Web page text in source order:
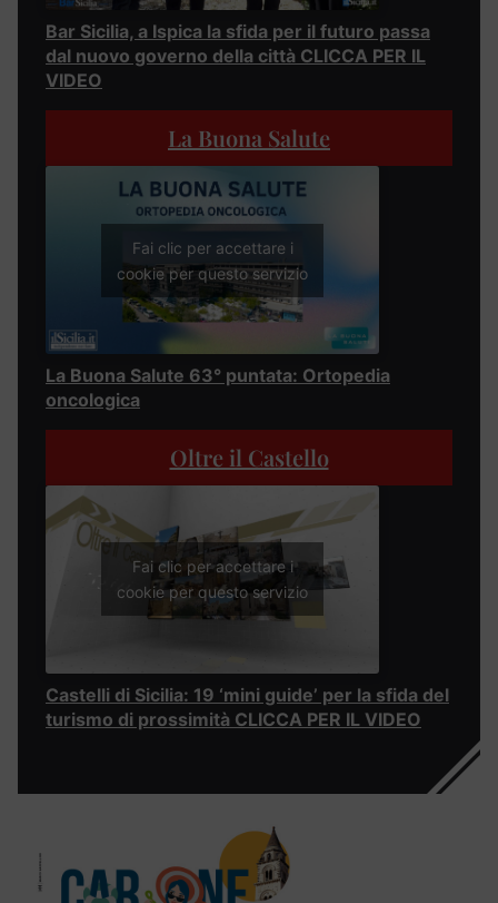
Bar Sicilia, a Ispica la sfida per il futuro passa
dal nuovo governo della città CLICCA PER IL
VIDEO
La Buona Salute
Fai clic per accettare i
cookie per questo servizio
La Buona Salute 63° puntata: Ortopedia
oncologica
Oltre il Castello
Fai clic per accettare i
cookie per questo servizio
Castelli di Sicilia: 19 ‘mini guide’ per la sfida del
turismo di prossimità CLICCA PER IL VIDEO